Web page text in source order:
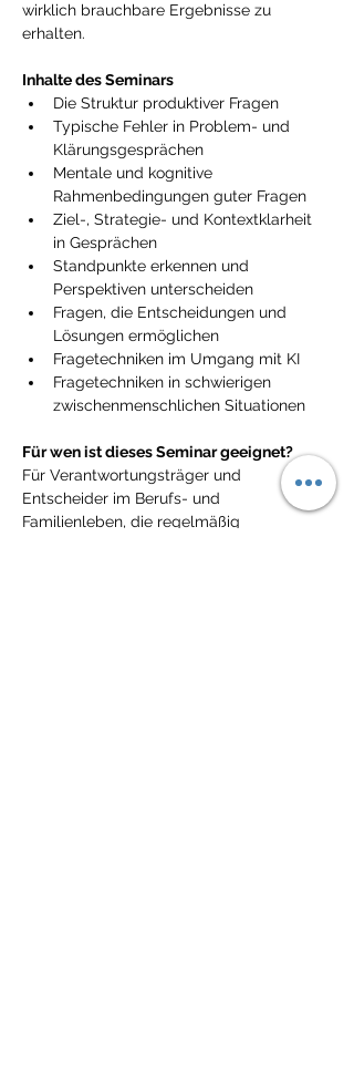
wirklich brauchbare Ergebnisse zu
erhalten.
Inhalte des Seminars
Die Struktur produktiver Fragen
Typische Fehler in Problem- und
Klärungsgesprächen
Mentale und kognitive
Rahmenbedingungen guter Fragen
Ziel-, Strategie- und Kontextklarheit
in Gesprächen
Standpunkte erkennen und
Perspektiven unterscheiden
Fragen, die Entscheidungen und
Lösungen ermöglichen
Fragetechniken im Umgang mit KI
Fragetechniken in schwierigen
zwischenmenschlichen Situationen
Für wen ist dieses Seminar geeignet?
Für Verantwortungsträger und
Entscheider im Berufs- und
Familienleben, die regelmäßig